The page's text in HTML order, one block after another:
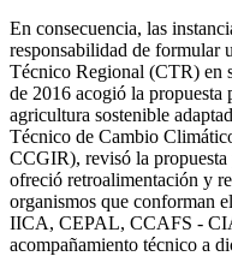
En consecuencia, las
responsabilidad de formular
Técnico Regional (CTR) en
de 2016 acogió la propuesta
agricultura sostenible
Técnico de Cambio
CCGIR), revisó la
ofreció retroalimentación y
organismos que conforman
IICA, CEPAL, CCAFS -
acompañamiento técnico a